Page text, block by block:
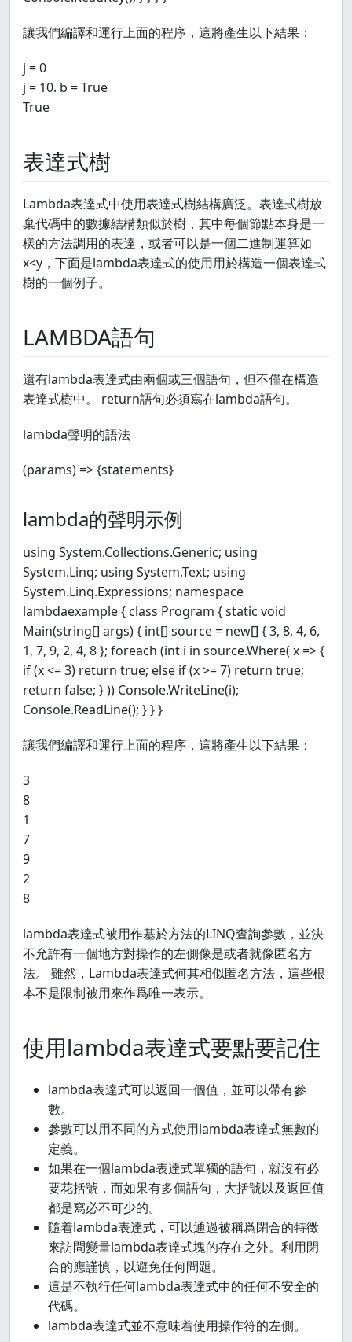
讓我們編譯和運行上面的程序，這將產生以下結果：
j = 0
j = 10. b = True
True
表達式樹
Lambda表達式中使用表達式樹結構廣泛。表達式樹放
棄代碼中的數據結構類似於樹，其中每個節點本身是一
樣的方法調用的表達，或者可以是一個二進制運算如
x<y，下面是lambda表達式的使用用於構造一個表達式
樹的一個例子。
LAMBDA語句
還有lambda表達式由兩個或三個語句，但不僅在構造
表達式樹中。 return語句必須寫在lambda語句。
lambda聲明的語法
(params) => {statements}
lambda的聲明示例
using System.Collections.Generic; using
System.Linq; using System.Text; using
System.Linq.Expressions; namespace
lambdaexample { class Program { static void
Main(string[] args) { int[] source = new[] { 3, 8, 4, 6,
1, 7, 9, 2, 4, 8 }; foreach (int i in source.Where( x => {
if (x <= 3) return true; else if (x >= 7) return true;
return false; } )) Console.WriteLine(i);
Console.ReadLine(); } } }
讓我們編譯和運行上面的程序，這將產生以下結果：
3
8
1
7
9
2
8
lambda表達式被用作基於方法的LINQ查詢參數，並決
不允許有一個地方對操作的左側像是或者就像匿名方
法。 雖然，Lambda表達式何其相似匿名方法，這些根
本不是限制被用來作爲唯一表示。
使用lambda表達式要點要記住
lambda表達式可以返回一個值，並可以帶有參
數。
參數可以用不同的方式使用lambda表達式無數的
定義。
如果在一個lambda表達式單獨的語句，就沒有必
要花括號，而如果有多個語句，大括號以及返回值
都是寫必不可少的。
隨着lambda表達式，可以通過被稱爲閉合的特徵
來訪問變量lambda表達式塊的存在之外。利用閉
合的應謹慎，以避免任何問題。
這是不執行任何lambda表達式中的任何不安全的
代碼。
lambda表達式並不意味着使用操作符的左側。